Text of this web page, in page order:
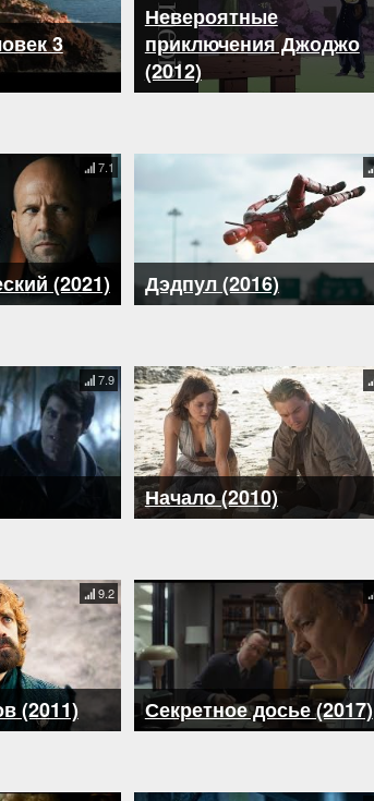
3
Невероятные
приключения Джоджо
(2012)
(2021)
7.1
Дэдпул (2016)
7.9
Начало (2010)
(2011)
9.2
Секретное досье (2017)